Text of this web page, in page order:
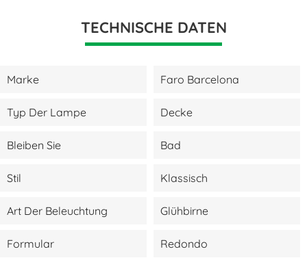
TECHNISCHE DATEN
Marke Faro Barcelona
Typ Der Lampe Decke
Bleiben Sie Bad
Stil Klassisch
Art Der Beleuchtung Glühbirne
Formular Redondo